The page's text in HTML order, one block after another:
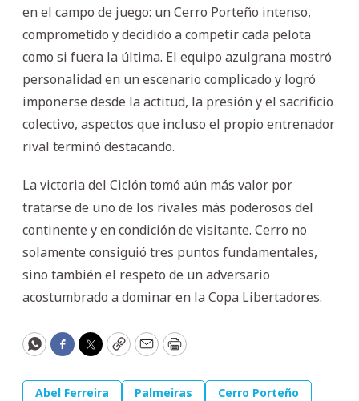
en el campo de juego: un Cerro Porteño intenso,
comprometido y decidido a competir cada pelota
como si fuera la última. El equipo azulgrana mostró
personalidad en un escenario complicado y logró
imponerse desde la actitud, la presión y el sacrificio
colectivo, aspectos que incluso el propio entrenador
rival terminó destacando.
La victoria del Ciclón tomó aún más valor por
tratarse de uno de los rivales más poderosos del
continente y en condición de visitante. Cerro no
solamente consiguió tres puntos fundamentales,
sino también el respeto de un adversario
acostumbrado a dominar en la Copa Libertadores.
WhatsApp
Facebook
Twitter
CopyEmailPrint
Abel Ferreira Palmeiras Cerro Porteño